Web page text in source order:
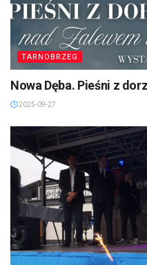
TARNOBRZEG
Nowa Dęba. Pieśni z
2025-09-27